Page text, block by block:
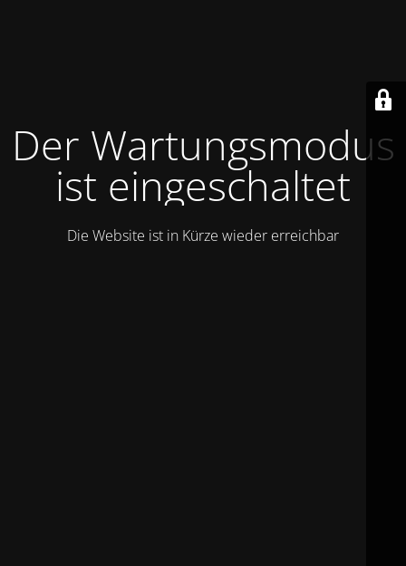
Der Wartungsmodus
ist eingeschaltet
Die Website ist in Kürze wieder erreichbar